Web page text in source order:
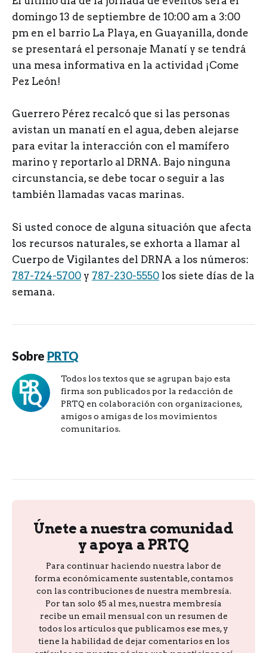
domingo 13 de septiembre de 10:00 am a 3:00
pm en el barrio La Playa, en Guayanilla, donde
se presentará el personaje Manatí y se tendrá
una mesa informativa en la actividad ¡Come
Pez León!
Guerrero Pérez recalcó que si las personas
avistan un manatí en el agua, deben alejarse
para evitar la interacción con el mamífero
marino y reportarlo al DRNA. Bajo ninguna
circunstancia, se debe tocar o seguir a las
también llamadas vacas marinas.
Si usted conoce de alguna situación que afecta
los recursos naturales, se exhorta a llamar al
Cuerpo de Vigilantes del DRNA a los números:
787-724-5700 y 787-230-5550 los siete días de la
semana.
Sobre PRTQ
Todos los textos que se agrupan bajo esta
firma son publicados por la redacción de
PRTQ en colaboración con organizaciones,
amigos o amigas de los movimientos
comunitarios.
Únete a nuestra comunidad
y apoya a PRTQ
Para continuar haciendo nuestra labor de
forma económicamente sustentable, contamos
con las contribuciones de nuestra membresía.
Por tan solo $5 al mes, nuestra membresía
recibe un email mensual con un resumen de
todos los artículos que publicamos ese mes, y
tiene la habilidad de dejar comentarios en los